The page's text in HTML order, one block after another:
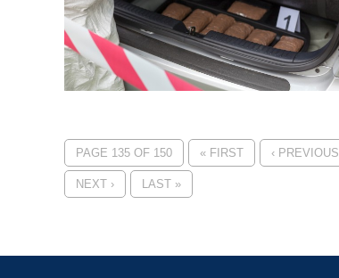
PAGE 135 OF 150 « FIRST ‹ PREVIOUS
NEXT › LAST »